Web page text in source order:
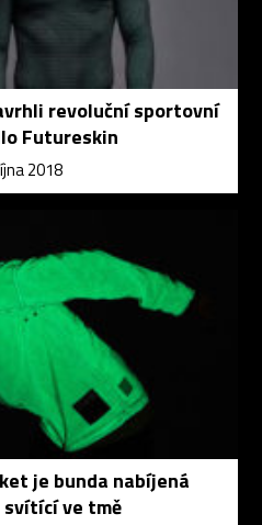
revoluční sportovní
Futureskin
2018
je bunda nabíjená
svítící ve tmě